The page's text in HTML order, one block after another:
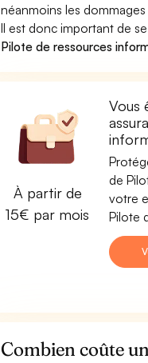
néanmoins les
Il est donc important de
Pilote de ressources
À partir de
15€ par mois
Vous
de
votre
Pilote
Combien coûte